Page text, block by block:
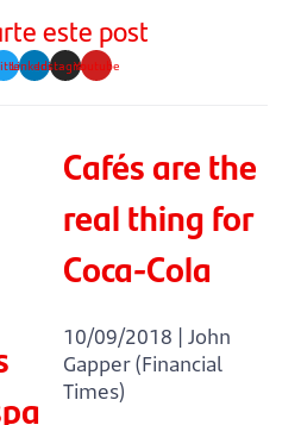
este post
LinkedinInstagramYoutube
Cafés are the
real thing for
Coca-Cola
10/09/2018 | John
Gapper (Financial
Times)